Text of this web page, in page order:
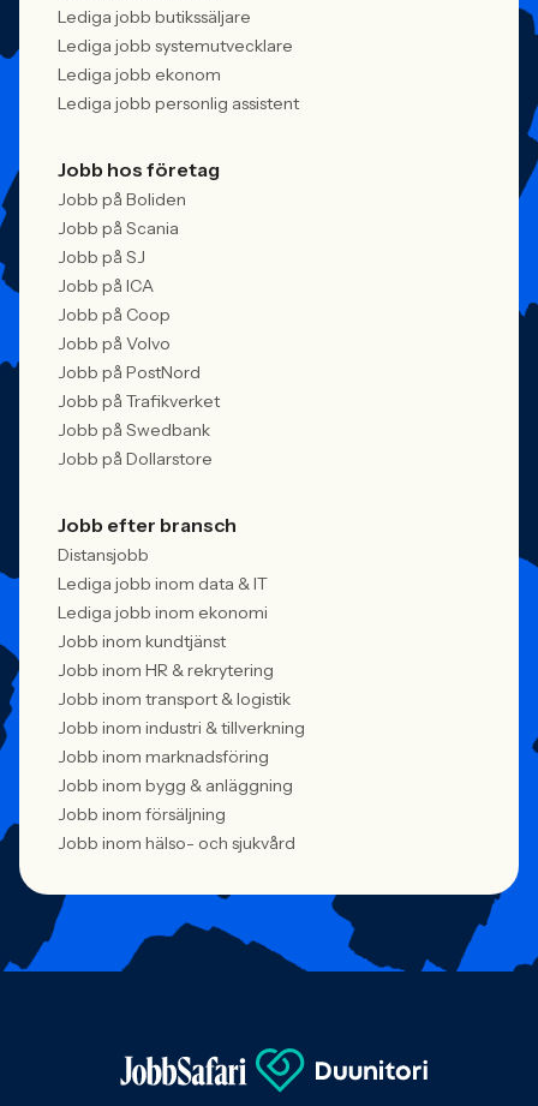
Lediga jobb butikssäljare
Lediga jobb systemutvecklare
Lediga jobb ekonom
Lediga jobb personlig assistent
Jobb hos företag
Jobb på Boliden
Jobb på Scania
Jobb på SJ
Jobb på ICA
Jobb på Coop
Jobb på Volvo
Jobb på PostNord
Jobb på Trafikverket
Jobb på Swedbank
Jobb på Dollarstore
Jobb efter bransch
Distansjobb
Lediga jobb inom data & IT
Lediga jobb inom ekonomi
Jobb inom kundtjänst
Jobb inom HR & rekrytering
Jobb inom transport & logistik
Jobb inom industri & tillverkning
Jobb inom marknadsföring
Jobb inom bygg & anläggning
Jobb inom försäljning
Jobb inom hälso- och sjukvård